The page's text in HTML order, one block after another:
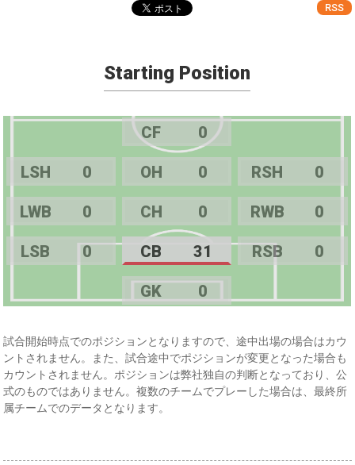
RSS
Starting Position
CF 0
LSH 0 OH 0 RSH 0
LWB 0 CH 0 RWB 0
LSB 0 CB 31 RSB 0
GK 0
試合開始時点でのポジションとなりますので、途中出場の場合はカウ
ントされません。また、試合途中でポジションが変更となった場合も
カウントされません。ポジションは弊社独自の判断となっており、公
式のものではありません。複数のチームでプレーした場合は、最終所
属チームでのデータとなります。